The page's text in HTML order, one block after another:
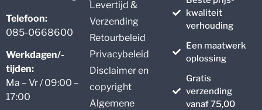
Telefoon:
085-0668600
Werkdagen/-
tijden:
Ma – Vr / 09:00 –
17:00
Levertijd &
Verzending
Retourbeleid
Privacybeleid
Disclaimer en
copyright
Algemene
kwaliteit
verhouding
Een maatwerk
oplossing
Gratis
verzending
vanaf 75,00